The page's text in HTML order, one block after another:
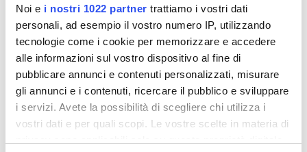
Noi e i nostri 1022 partner trattiamo i vostri dati
personali, ad esempio il vostro numero IP, utilizzando
tecnologie come i cookie per memorizzare e accedere
alle informazioni sul vostro dispositivo al fine di
pubblicare annunci e contenuti personalizzati, misurare
gli annunci e i contenuti, ricercare il pubblico e sviluppare
i servizi. Avete la possibilità di scegliere chi utilizza i
vostri dati e per quali scopi. Le vostre scelte in materia di
Calaisci impressiona per l’immenso campo profughi
in prossimità del porto e per la spiaggia, purtroppo il
tempo è molto velato e non si riesce a vedere Dover e
le sue famose bianche scogliere; con il sole, si
scorgono bene in lontananza: qua laGran Bretagna
dista solo 36 km . Ma bisogna subito rimettersi “on